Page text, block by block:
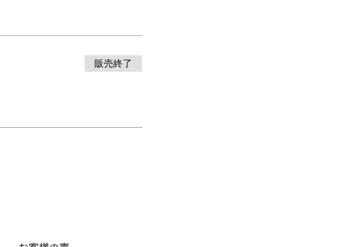
販売終了